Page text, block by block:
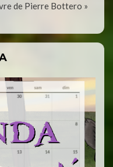
de Pierre Bottero »